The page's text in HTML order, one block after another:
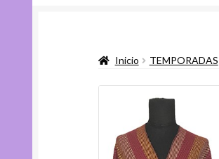
Inicio TEMPORADAS